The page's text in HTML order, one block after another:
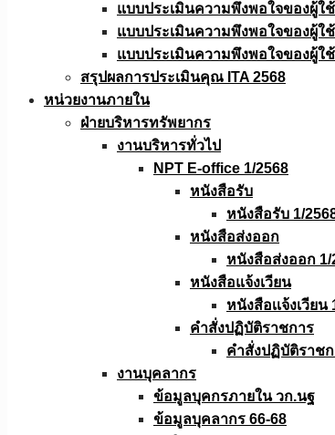
แบบประเมินความพึงพอใจของผู้ใ
แบบประเมินความพึงพอใจของผู้ใ
แบบประเมินความพึงพอใจของผู้ใ
สรุปผลการประเมินคุณ ITA 2568
หน่วยงานภายใน
ฝ่ายบริหารทรัพยากร
งานบริหารทั่วไป
NPT E-office 1/2568
หนังสือรับ
หนังสือรับ 1/
หนังสือส่งออก
หนังสือส่งออก 1/
หนังสือแจ้งเวียน
หนังสือเเจ้งเวียน
คำสั่งปฏิบัติราชการ
คำสั่งปฏิบัติราชก
งานบุคลากร
ข้อมูลบุคกรภายใน วก.นฐ
ข้อมูลบุคลากร 66-68